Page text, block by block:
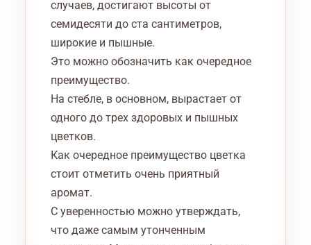
случаев, достигают высоты от
семидесяти до ста сантиметров,
широкие и пышные.
Это можно обозначить как очередное
преимущество.
На стебле, в основном, вырастает от
одного до трех здоровых и пышных
цветков.
Как очередное преимущество цветка
стоит отметить очень приятный
аромат.
С уверенностью можно утверждать,
что даже самым утонченным